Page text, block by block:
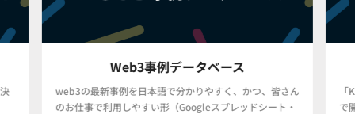
Web3事例データベース
web3の最新事例を日本語で分かりやすく、かつ、皆さん
のお仕事で利用しやすい形（Googleスプレッドシート・
で